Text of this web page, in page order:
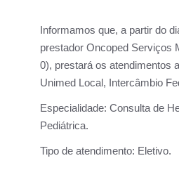
Informamos que, a partir do
prestador Oncoped Serviços
0), prestará os atendimentos
Unimed Local, Intercâmbio
Especialidade: Consulta de
Pediátrica.
Tipo de atendimento: Eletivo.